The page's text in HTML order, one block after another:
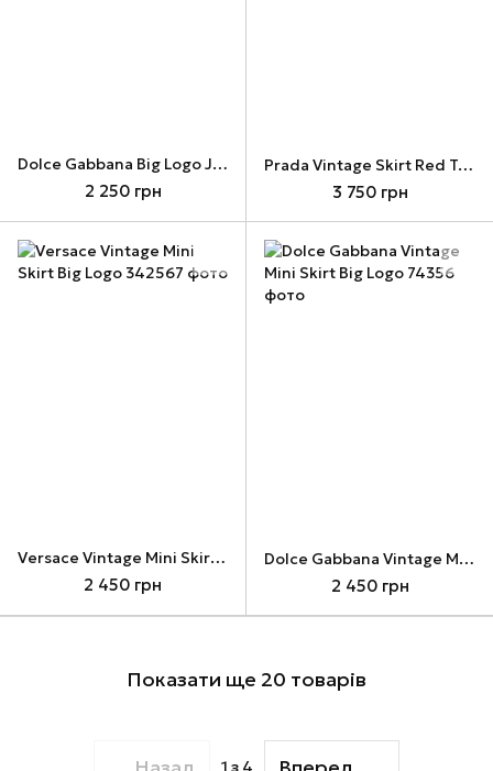
Dolce Gabbana Big Logo Jeans
2 250 грн
Prada Vintage Skirt Red Tab
3 750 грн
Versace Vintage Mini Skirt Big Logo
2 450 грн
Dolce Gabbana Vintage Mini Skirt Big Logo
2 450 грн
Показати ще 20 товарів
1 з 4